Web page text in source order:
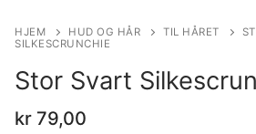
HJEM HUD OG HÅR TIL HÅRET
SILKESCRUNCHIE
Stor Svart
kr 79,00